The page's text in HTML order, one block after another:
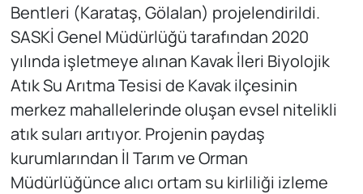
Bentleri (Karataş, Gölalan) projelendirildi.
SASKİ Genel Müdürlüğü tarafından 2020
yılında işletmeye alınan Kavak İleri Biyolojik
Atık Su Arıtma Tesisi de Kavak ilçesinin
merkez mahallelerinde oluşan evsel nitelikli
atık suları arıtıyor. Projenin paydaş
kurumlarından İl Tarım ve Orman
Müdürlüğünce alıcı ortam su kirliliği izleme